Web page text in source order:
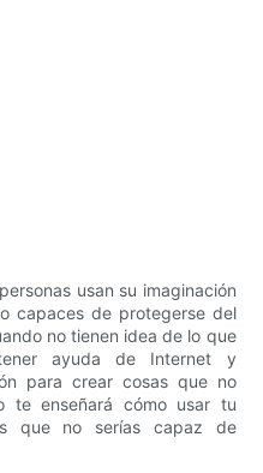
usan su imaginación
capaces de protegerse del
no tienen idea de lo que
ayuda de Internet y
para crear cosas que no
te enseñará cómo usar tu
que no serías capaz de